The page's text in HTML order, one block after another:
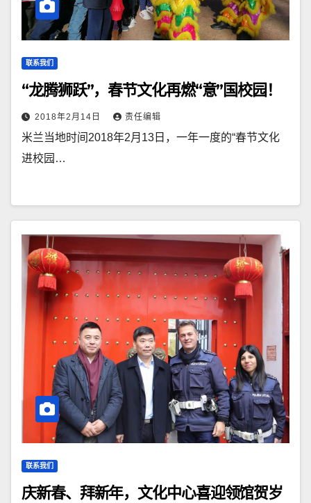
联系我们
“龙腾狮跃”，春节文化再燃“意”国校园！
2018年2月14日 责任编辑
米兰当地时间2018年2月13日，一年一度的“春节文化
进校园…
联系我们
庆新春、拜新年，文化中心喜迎领馆贺岁